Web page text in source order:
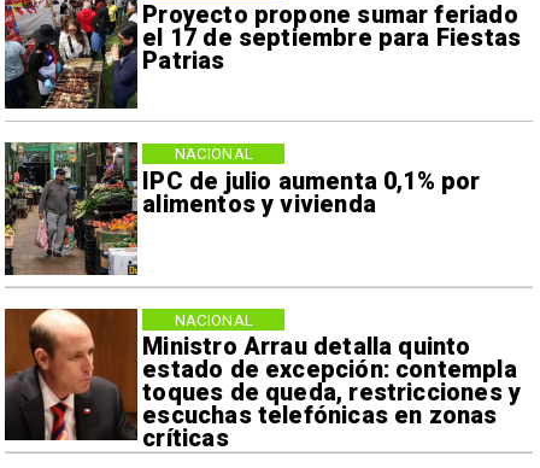
Proyecto propone sumar feriado
el 17 de septiembre para Fiestas
Patrias
IPC de julio aumenta 0,1% por
alimentos y vivienda
NACIONAL
Ministro Arrau detalla quinto
estado de excepción: contempla
toques de queda, restricciones y
escuchas telefónicas en zonas
críticas
NACIONAL